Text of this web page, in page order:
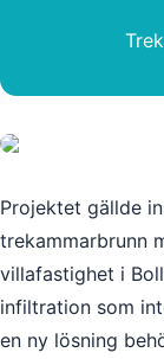
Projektet gällde
trekammarbrunn
villafastighet i
infiltration som
en ny lösning